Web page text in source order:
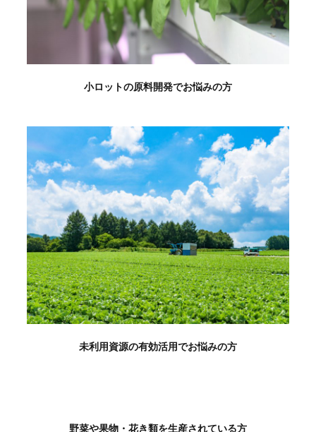
小ロットの原料開発でお悩みの方
未利用資源の有効活用でお悩みの方
野菜や果物・花き類を生産されている方